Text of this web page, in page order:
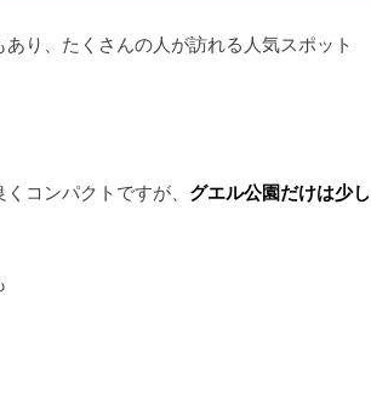
り、たくさんの人が訪れる人気スポット
コンパクトですが、 グエル公園だけは少し